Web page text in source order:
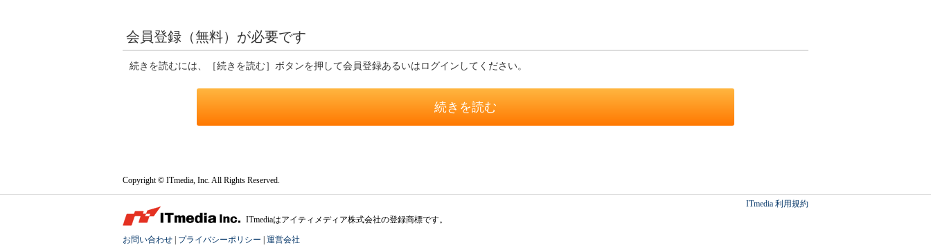
会員登録（無料）が必要です
続きを読むには、［続きを読む］ボタンを押して会員登録あるいはログインしてください。
続きを読む
Copyright © ITmedia, Inc. All Rights Reserved.
ITmedia 利用規約
ITmediaはアイティメディア株式会社の登録商標です。
お問い合わせ プライバシーポリシー 運営会社